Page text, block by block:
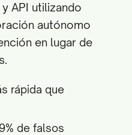
API utilizando
autónomo
en lugar de
rápida que
de falsos